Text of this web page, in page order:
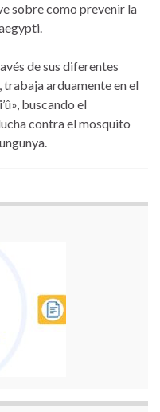
sobre como prevenir la
de sus diferentes
trabaja arduamente en el
buscando el
contra el mosquito